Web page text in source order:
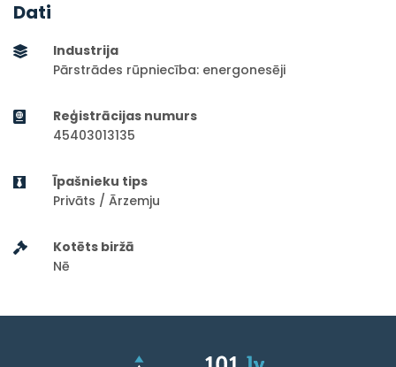
Dati
Industrija
Pārstrādes rūpniecība: energonesēji
Reģistrācijas numurs
45403013135
Īpašnieku tips
Privāts / Ārzemju
Kotēts biržā
Nē